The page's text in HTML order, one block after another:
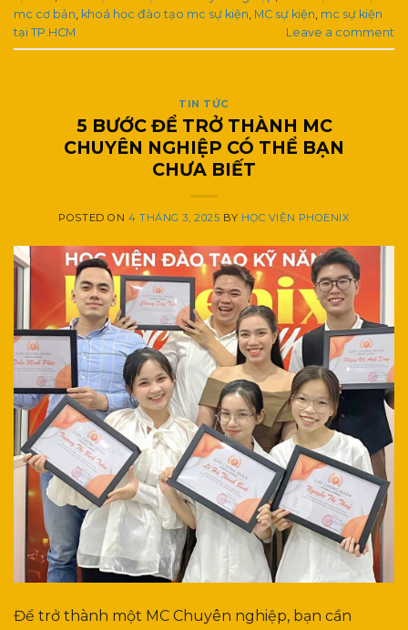
mc cơ bản khoá học đào tạo mc sự kiện MC sự kiện mc sự kiện
tại TP.HCM
Leave a comment
TIN TỨC
5 BƯỚC ĐỂ TRỞ THÀNH MC
CHUYÊN NGHIỆP CÓ THỂ BẠN
CHƯA BIẾT
POSTED ON 4 THÁNG 3, 2025 BY HỌC VIỆN PHOENIX
Để trở thành một MC Chuyên nghiệp, bạn cần